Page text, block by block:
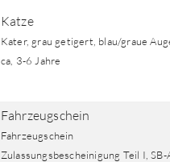
Katze
Kater, grau getigert, blau/graue
ca, 3-6 Jahre
Fahrzeugschein
Fahrzeugschein
Zulassungsbescheinigung Teil I, SB-